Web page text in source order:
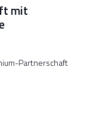
mit
Partnerschaft